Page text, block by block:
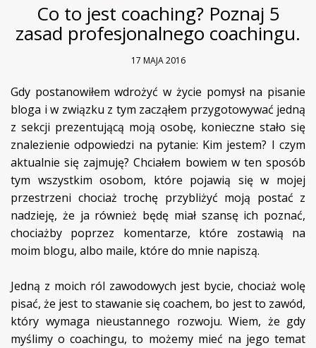
Co to jest coaching? Poznaj 5
zasad profesjonalnego coachingu.
17 MAJA 2016
Gdy postanowiłem wdrożyć w życie pomysł na pisanie
bloga i w związku z tym zacząłem przygotowywać jedną
z sekcji prezentującą moją osobę, konieczne stało się
znalezienie odpowiedzi na pytanie: Kim jestem? I czym
aktualnie się zajmuję? Chciałem bowiem w ten sposób
tym wszystkim osobom, które pojawią się w mojej
przestrzeni chociaż trochę przybliżyć moją postać z
nadzieję, że ja również będę miał szansę ich poznać,
chociażby poprzez komentarze, które zostawią na
moim blogu, albo maile, które do mnie napiszą.
Jedną z moich ról zawodowych jest bycie, chociaż wolę
pisać, że jest to stawanie się coachem, bo jest to zawód,
który wymaga nieustannego rozwoju. Wiem, że gdy
myślimy o coachingu, to możemy mieć na jego temat